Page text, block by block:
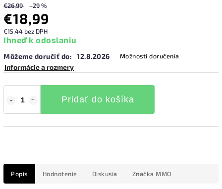
€26,99 –29 %
€18,99
€15,44 bez DPH
Ihneď k odoslaniu
Môžeme doručiť do: 12.8.2026 Možnosti doručenia
Informácie a rozmery
Pridať do košíka
Popis Hodnotenie Diskusia Značka MMO